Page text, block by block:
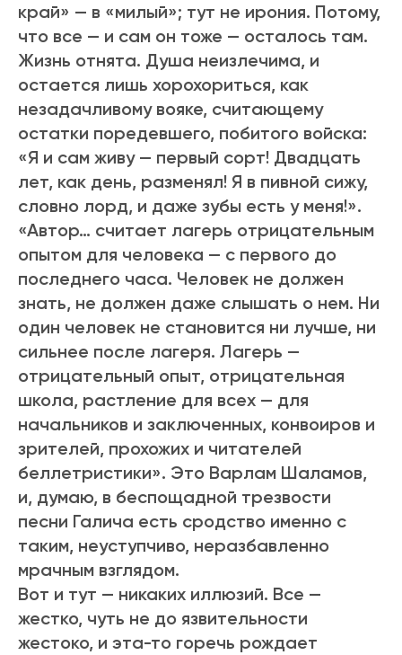
край» — в «милый»; тут не ирония. Потому,
что все — и сам он тоже — осталось там.
Жизнь отнята. Душа неизлечима, и
остается лишь хорохориться, как
незадачливому вояке, считающему
остатки поредевшего, побитого войска:
«Я и сам живу — первый сорт! Двадцать
лет, как день, разменял! Я в пивной сижу,
словно лорд, и даже зубы есть у меня!».
«Автор… считает лагерь отрицательным
опытом для человека — с первого до
последнего часа. Человек не должен
знать, не должен даже слышать о нем. Ни
один человек не становится ни лучше, ни
сильнее после лагеря. Лагерь —
отрицательный опыт, отрицательная
школа, растление для всех — для
начальников и заключенных, конвоиров и
зрителей, прохожих и читателей
беллетристики». Это Варлам Шаламов,
и, думаю, в беспощадной трезвости
песни Галича есть сродство именно с
таким, неуступчиво, неразбавленно
мрачным взглядом.
Вот и тут — никаких иллюзий. Все —
жестко, чуть не до язвительности
жестоко, и эта-то горечь рождает